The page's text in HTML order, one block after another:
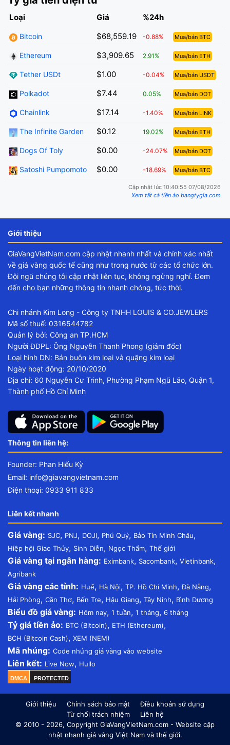
Loại Giá %24h
Bitcoin $68,559.19 -0.88% Mua/bán BTC
Ethereum $3,909.65 2.91% Mua/bán ETH
Tether USDt $1.00 -0.04% Mua/bán USDT
Polkadot $7.44 0.05% Mua/bán DOT
Chainlink $17.14 -1.40% Mua/bán LINK
The Infinite Garden $0.12 19.02% Mua/bán ETH
Dogs Of Toly $0.00 -24.07% Mua/bán DOT
Satoshi Pumpomoto $0.00 -18.69% Mua/bán BTC
Cập nhật lúc 10:40:55 07/08/2026
Xem tất cả tiền ảo bangtygia.com
Giới thiệu
GiaVangVietNam.com cập nhật nhanh nhất và chính xác nhất
về giá vàng quốc tế cũng như trong nước từ các tổ chức lớn.
Đội ngũ chúng tôi cập nhật liên tục, không ngừng nghỉ. Đem
đến cho bạn những thông tin nhanh chóng, tức thời.
Chi nhánh Kim Long - Công ty TNHH LOUIS & CO.JEWLERS
Mã số thuế: 0316544782
Quản lý bởi: Công an TP.HCM
Người ĐDPL: Ông Nguyễn Thanh Phong (giám đốc)
Loại hình DN: Bán buôn kim loại và quặng kim loại
Ngày hoạt động: 20/10/2020
Địa chỉ: 60 Nguyễn Cư Trinh, Phường Phạm Ngũ Lão, Quận 1,
Thành phố Hồ Chí Minh
Thông tin liên hệ:
Founder: Phan Hiếu Kỳ
Email: info@giavangvietnam.com
Điện thoại: 0933 911 833
Liên kết nhanh
Giá vàng: SJC, PNJ, DOJI, Phú Quý, Bảo Tín Minh Châu,
Hiệp hội Giao Thủy, Sinh Diễn, Ngọc Thẩm, Thế giới
Giá vàng tại ngân hàng: Eximbank, Sacombank, Vietinbank,
Agribank
Giá vàng các tỉnh: Huế, Hà Nội, TP. Hồ Chí Minh,Đà Nẵng,
Hải Phòng, Cần Thơ, Bến Tre, Hậu Giang, Tây Ninh, Bình Dương
Biểu đồ giá vàng: Hôm nay, 1 tuần, 1 tháng, 6 tháng
Tỷ giá tiền ảo: BTC (Bitcoin), ETH (Ethereum),
BCH (Bitcoin Cash), XEM (NEM)
Mã nhúng: Code nhúng giá vàng vào website
Liên kết: Live Now, Hullo
DMCA PROTECTED
Giới thiệu Chính sách bảo mật
Điều khoản sử dụng
Từ chối trách nhiệm
Liên hệ
© 2010 - 2026, Copyright GiaVangVietNam.com - Website cập
nhật nhanh giá vàng Việt Nam và thế giới.